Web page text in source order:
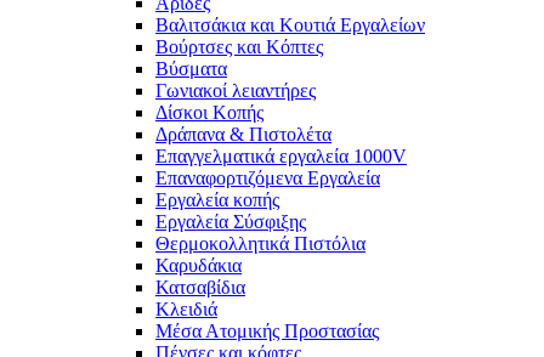
Βαλιτσάκια και Κουτιά Εργαλείων
Βούρτσες και Κόπτες
Βύσματα
Γωνιακοί λειαντήρες
Δίσκοι Κοπής
Δράπανα & Πιστολέτα
Επαγγελματικά εργαλεία 1000V
Επαναφορτιζόμενα Εργαλεία
Εργαλεία κοπής
Εργαλεία Σύσφιξης
Θερμοκολλητικά Πιστόλια
Καρυδάκια
Κατσαβίδια
Κλειδιά
Μέσα Ατομικής Προστασίας
Πένσες και κόφτες